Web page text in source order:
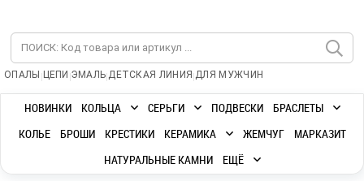
ОПАЛЫ | ЦЕПИ |ЭМАЛЬ|ДЕТСКАЯ ЛИНИЯ |ДЛЯ МУЖЧИН
НОВИНКИ КОЛЬЦА СЕРЬГИ ПОДВЕСКИ
БРАСЛЕТЫ
КОЛЬЕ
БРОШИ КРЕСТИКИ КЕРАМИКА ЖЕМЧУГ
МАРКАЗИТ
НАТУРАЛЬНЫЕ КАМНИ
ЕЩЁ